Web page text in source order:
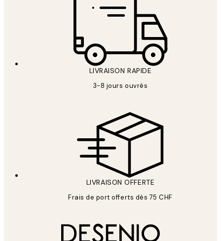
LIVRAISON RAPIDE
3-8 jours ouvrés
LIVRAISON OFFERTE
Frais de port offerts dès 75 CHF